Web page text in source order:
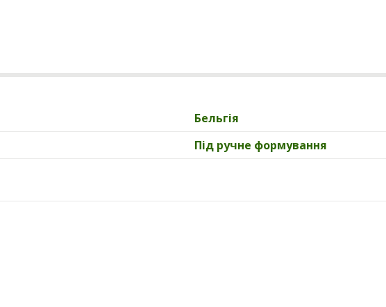
Бельгія
Під ручне формування